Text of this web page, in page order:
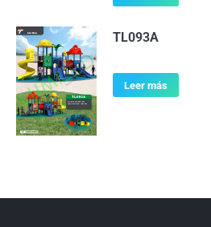
TL093A
Leer más